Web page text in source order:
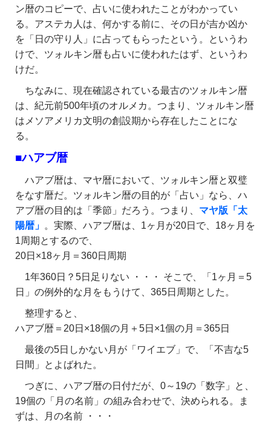
ン暦のコピーで、占いに使われたことがわかってい
る。アステカ人は、何かする前に、その日が吉か凶か
を「日の守り人」に占ってもらったという。というわ
けで、ツォルキン暦も占いに使われたはず、というわ
けだ。
ちなみに、現在確認されている最古のツォルキン暦
は、紀元前500年頃のオルメカ。つまり、ツォルキン暦
はメソアメリカ文明の創設期から存在したことにな
る。
■ハアブ暦
ハアブ暦は、マヤ暦において、ツォルキン暦と双璧
をなす暦だ。ツォルキン暦の目的が「占い」なら、ハ
アブ暦の目的は「季節」だろう。つまり、 マヤ版「太
陽暦」 。実際、ハアブ暦は、1ヶ月が20日で、18ヶ月を
1周期とするので、
20日×18ヶ月＝360日周期
1年360日？5日足りない ・・・ そこで、「1ヶ月＝5
日」の例外的な月をもうけて、365日周期とした。
整理すると、
ハアブ暦＝20日×18個の月＋5日×1個の月＝365日
最後の5日しかない月が「ワイエブ」で、「不吉な5
日間」とよばれた。
つぎに、ハアブ暦の日付だが、0～19の「数字」と、
19個の「月の名前」の組み合わせで、決められる。ま
ずは、月の名前 ・・・